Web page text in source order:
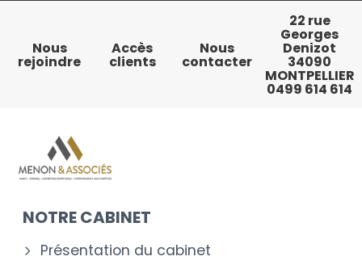
Nous
rejoindre
Accès
clients
Nous
contacter
22 rue
Georges
Denizot
34090
MONTPELLIER
0499 614 614
NOTRE CABINET
Présentation du cabinet